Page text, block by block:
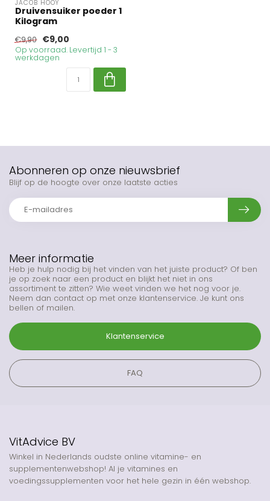
JACOB HOOY
Druivensuiker poeder 1
Kilogram
€9,90 €9,00
Op voorraad. Levertijd 1 - 3
werkdagen
Meer informatie
Heb je hulp nodig bij het vinden van het juiste product? Of ben
je op zoek naar een product en blijkt het niet in ons
assortiment te zitten? Wie weet vinden we het nog voor je.
Neem dan contact op met onze klantenservice. Je kunt ons
bellen of mailen.
Klantenservice
FAQ
Abonneren op onze nieuwsbrief
Blijf op de hoogte over onze laatste acties
VitAdvice BV
Winkel in Nederlands oudste online vitamine- en
supplementenwebshop! Al je vitamines en
voedingssupplementen voor het hele gezin in één webshop.